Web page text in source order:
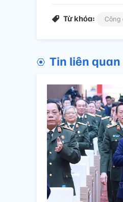
Từ khóa: Công
Tin liên quan